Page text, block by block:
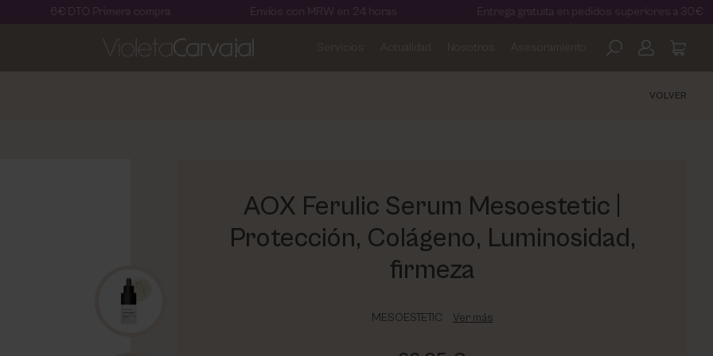
DTO Primera compra Envíos con MRW en 24 horas Entrega gratuita en pedidos superiores a 30€
Servicios Actualidad Nosotros Asesoramiento
VOLVER
AOX Ferulic Serum Mesoestetic |
Protección, Colágeno, Luminosidad,
firmeza
MESOESTETIC Ver más